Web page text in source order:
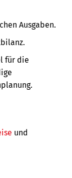
Ausgaben.
für die
und